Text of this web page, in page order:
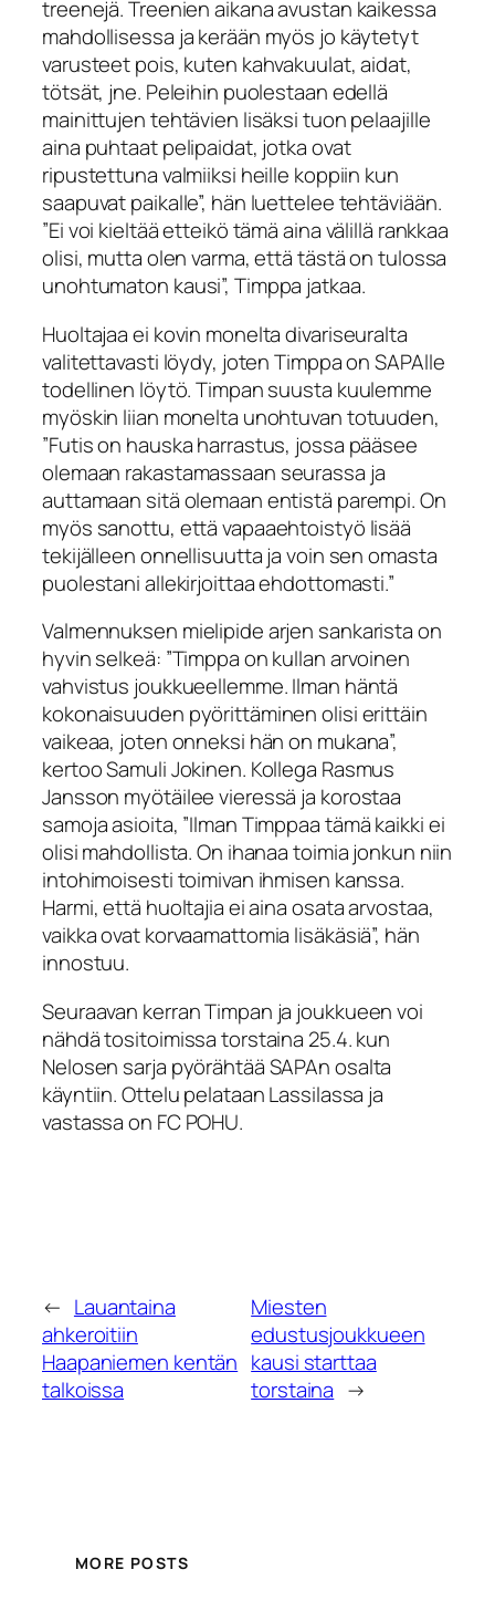
treenejä. Treenien aikana avustan kaikessa
mahdollisessa ja kerään myös jo käytetyt
varusteet pois, kuten kahvakuulat, aidat,
tötsät, jne. Peleihin puolestaan edellä
mainittujen tehtävien lisäksi tuon pelaajille
aina puhtaat pelipaidat, jotka ovat
ripustettuna valmiiksi heille koppiin kun
saapuvat paikalle”, hän luettelee tehtäviään.
”Ei voi kieltää etteikö tämä aina välillä rankkaa
olisi, mutta olen varma, että tästä on tulossa
unohtumaton kausi”, Timppa jatkaa.
Huoltajaa ei kovin monelta divariseuralta
valitettavasti löydy, joten Timppa on SAPAlle
todellinen löytö. Timpan suusta kuulemme
myöskin liian monelta unohtuvan totuuden,
”Futis on hauska harrastus, jossa pääsee
olemaan rakastamassaan seurassa ja
auttamaan sitä olemaan entistä parempi. On
myös sanottu, että vapaaehtoistyö lisää
tekijälleen onnellisuutta ja voin sen omasta
puolestani allekirjoittaa ehdottomasti.”
Valmennuksen mielipide arjen sankarista on
hyvin selkeä: ”Timppa on kullan arvoinen
vahvistus joukkueellemme. Ilman häntä
kokonaisuuden pyörittäminen olisi erittäin
vaikeaa, joten onneksi hän on mukana”,
kertoo Samuli Jokinen. Kollega Rasmus
Jansson myötäilee vieressä ja korostaa
samoja asioita, ”Ilman Timppaa tämä kaikki ei
olisi mahdollista. On ihanaa toimia jonkun niin
intohimoisesti toimivan ihmisen kanssa.
Harmi, että huoltajia ei aina osata arvostaa,
vaikka ovat korvaamattomia lisäkäsiä”, hän
innostuu.
Seuraavan kerran Timpan ja joukkueen voi
nähdä tositoimissa torstaina 25.4. kun
Nelosen sarja pyörähtää SAPAn osalta
käyntiin. Ottelu pelataan Lassilassa ja
vastassa on FC POHU.
← Lauantaina
ahkeroitiin
Haapaniemen kentän
talkoissa
Miesten
edustusjoukkueen
kausi starttaa
torstaina →
MORE POSTS